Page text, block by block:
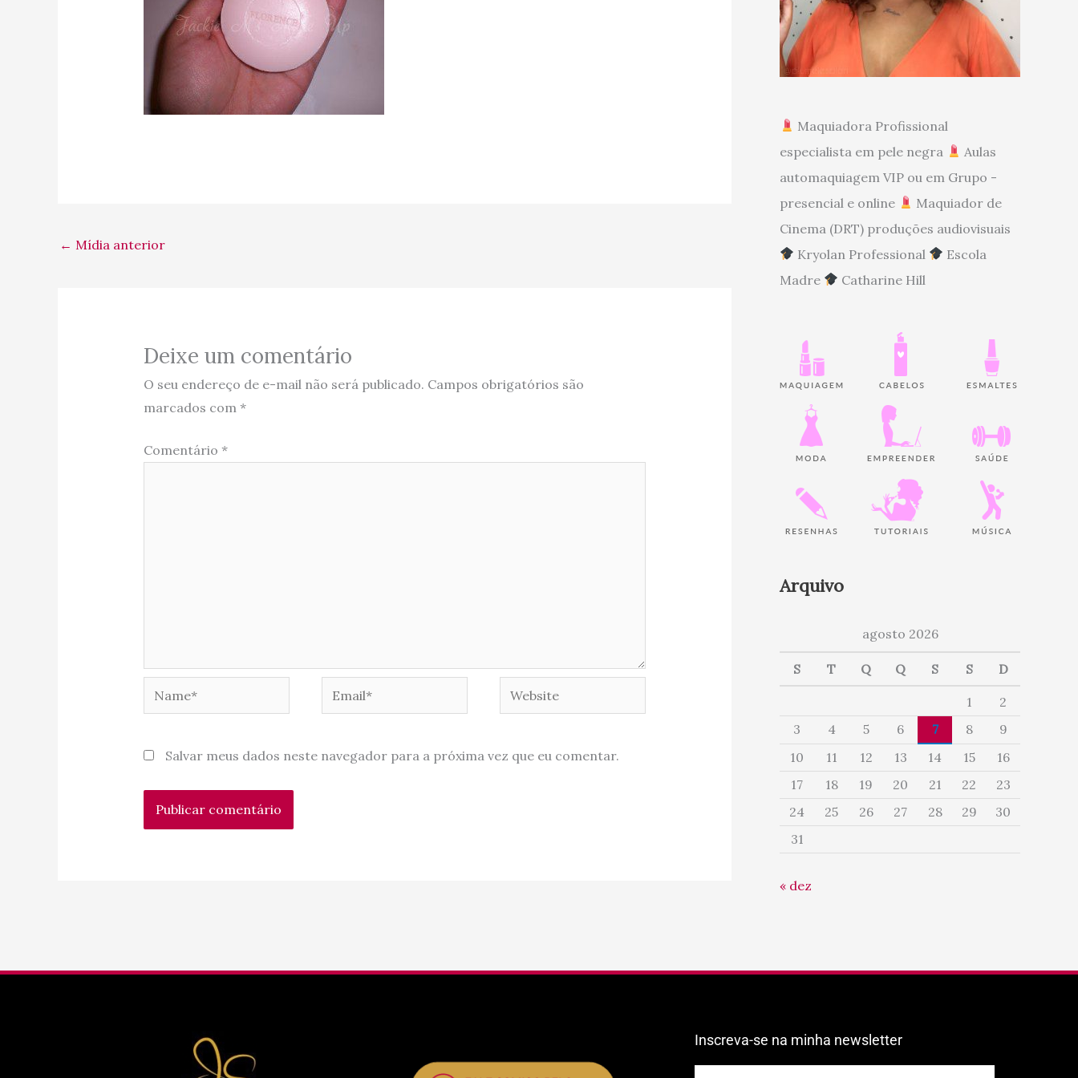
← Mídia anterior
Deixe um comentário
O seu endereço de e-mail não será publicado. Campos obrigatórios são
marcados com *
Comentário *
Website
Salvar meus dados neste navegador para a próxima vez que eu comentar.
Maquiadora Profissional
especialista em pele negra
Aulas
automaquiagem VIP ou em Grupo -
presencial e online
Maquiador de
Cinema (DRT) produções audiovisuais
Kryolan Professional
Escola
Madre
Catharine Hill
Arquivo
agosto 2026
S T Q Q S S D
1
2
3
4 5 6 7 8
9
10
11 12 13 14 15
16
17
18 19 20 21 22
23
24
25 26 27 28 29
30
31
« dez
Inscreva-se na minha newsletter